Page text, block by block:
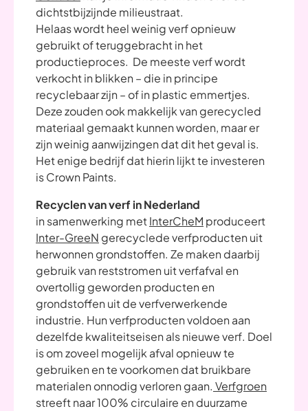
dichtstbijzijnde milieustraat.
Helaas wordt heel weinig verf opnieuw
gebruikt of teruggebracht in het
productieproces. De meeste verf wordt
verkocht in blikken – die in principe
recyclebaar zijn – of in plastic emmertjes.
Deze zouden ook makkelijk van gerecycled
materiaal gemaakt kunnen worden, maar er
zijn weinig aanwijzingen dat dit het geval is.
Het enige bedrijf dat hierin lijkt te investeren
is Crown Paints.
Recyclen van verf in Nederland
in samenwerking metInterCheM produceert
Inter-GreeN gerecyclede verfproducten uit
herwonnen grondstoffen. Ze maken daarbij
gebruik van reststromen uit verfafval en
overtollig geworden producten en
grondstoffen uit de verfverwerkende
industrie. Hun verfproducten voldoen aan
dezelfde kwaliteitseisen als nieuwe verf. Doel
is om zoveel mogelijk afval opnieuw te
gebruiken en te voorkomen dat bruikbare
materialen onnodig verloren gaan. Verfgroen
streeft naar 100% circulaire en duurzame